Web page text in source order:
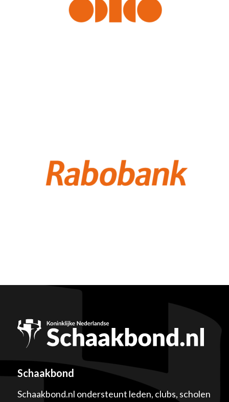
Schaakbond
Schaakbond.nl ondersteunt leden, clubs, scholen